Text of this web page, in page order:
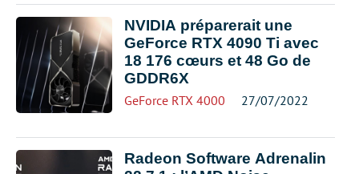
NVIDIA préparerait une
GeForce RTX 4090 Ti avec
18 176 cœurs et 48 Go de
GDDR6X
GeForce RTX 4000 27/07/2022
Radeon Software Adrenalin